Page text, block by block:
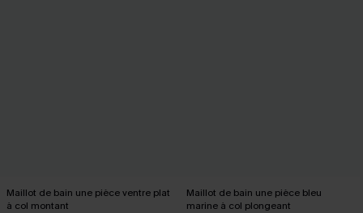
Maillot de bain une pièce ventre plat
à col montant
Maillot de bain une pièce bleu
marine à col plongeant